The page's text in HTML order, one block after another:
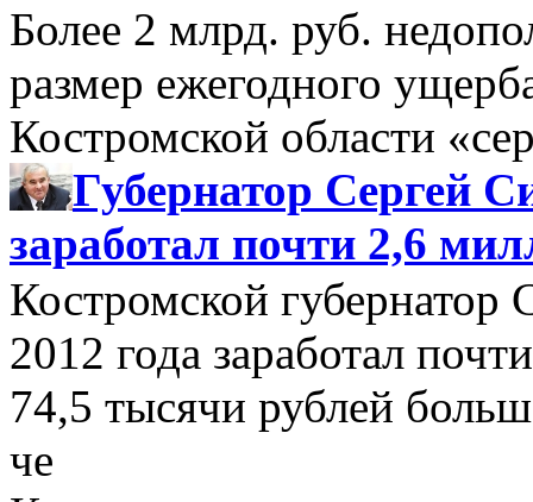
Более 2 млрд. руб.
размер ежегодного
Костромской области
Губернатор Сергей
заработал почти 2,6
Костромской губернатор
2012 года заработал
74,5 тысячи рублей
че